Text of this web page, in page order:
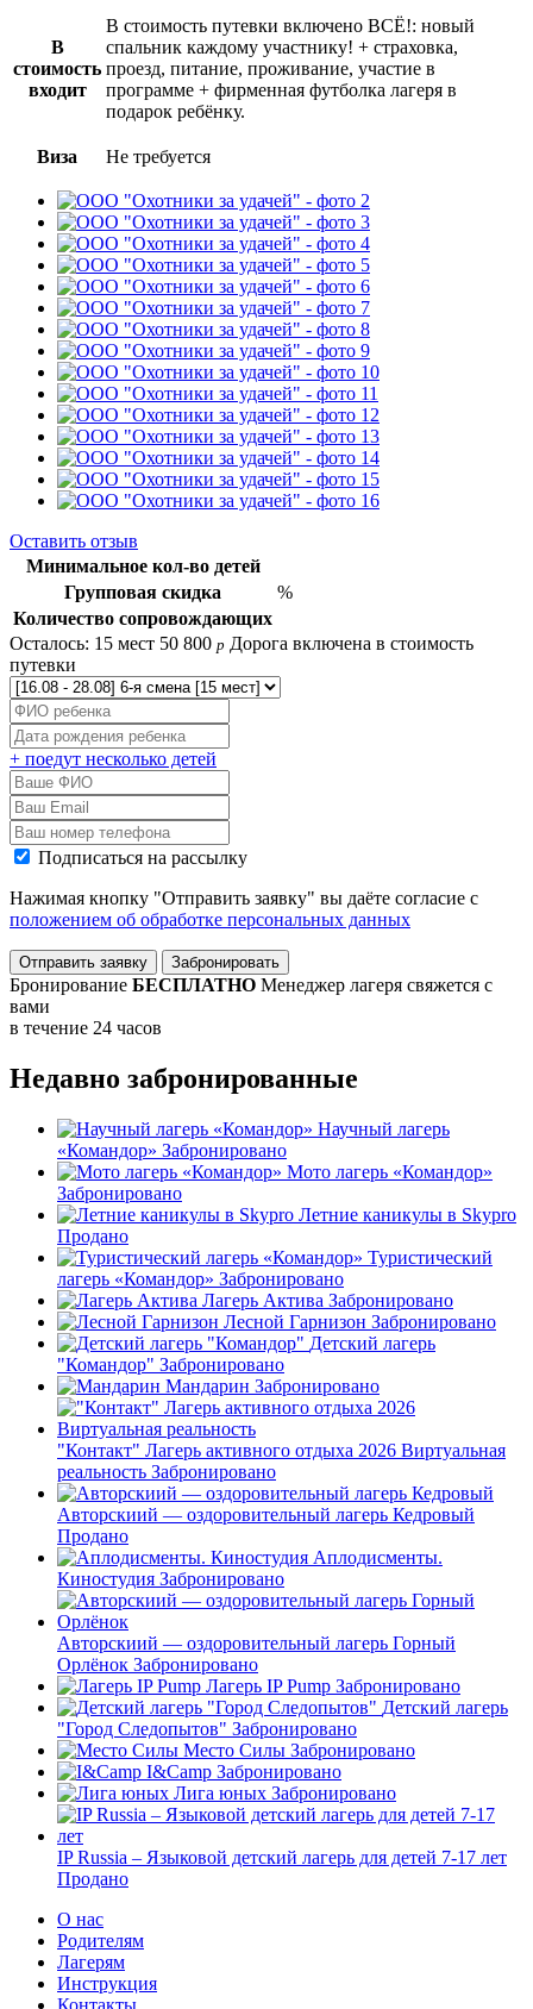
В
стоимость
входит
В стоимость путевки включено ВСЁ!: новый
спальник каждому участнику! + страховка,
проезд, питание, проживание, участие в
программе + фирменная футболка лагеря в
подарок ребёнку.
Виза Не требуется
Оставить отзыв
Минимальное кол-во детей
Групповая скидка
%
Количество сопровождающих
Осталось: 15 мест 50 800 p Дорога включена в стоимость
путевки
+ поедут несколько детей
Подписаться на рассылку
Нажимая кнопку "Отправить заявку" вы даёте согласие с
положением об обработке персональных данных
Отправить заявку Забронировать
Бронирование БЕСПЛАТНО Менеджер лагеря свяжется с
вами
в течение 24 часов
Недавно забронированные
Научный лагерь
«Командор» Забронировано
Мото лагерь «Командор»
Забронировано
Летние каникулы в Skypro
Продано
Туристический
лагерь «Командор» Забронировано
Лагерь Актива Забронировано
Лесной Гарнизон Забронировано
Детский лагерь
"Командор" Забронировано
Мандарин Забронировано
"Контакт" Лагерь активного отдыха 2026 Виртуальная
реальность Забронировано
Авторскиий — оздоровительный лагерь Кедровый
Продано
Аплодисменты.
Киностудия Забронировано
Авторскиий — оздоровительный лагерь Горный
Орлёнок Забронировано
Лагерь IP Pump Забронировано
Детский лагерь
"Город Следопытов" Забронировано
Место Силы Забронировано
I&Camp Забронировано
Лига юных Забронировано
IP Russia – Языковой детский лагерь для детей 7-17 лет
Продано
О нас
Родителям
Лагерям
Инструкция
Контакты